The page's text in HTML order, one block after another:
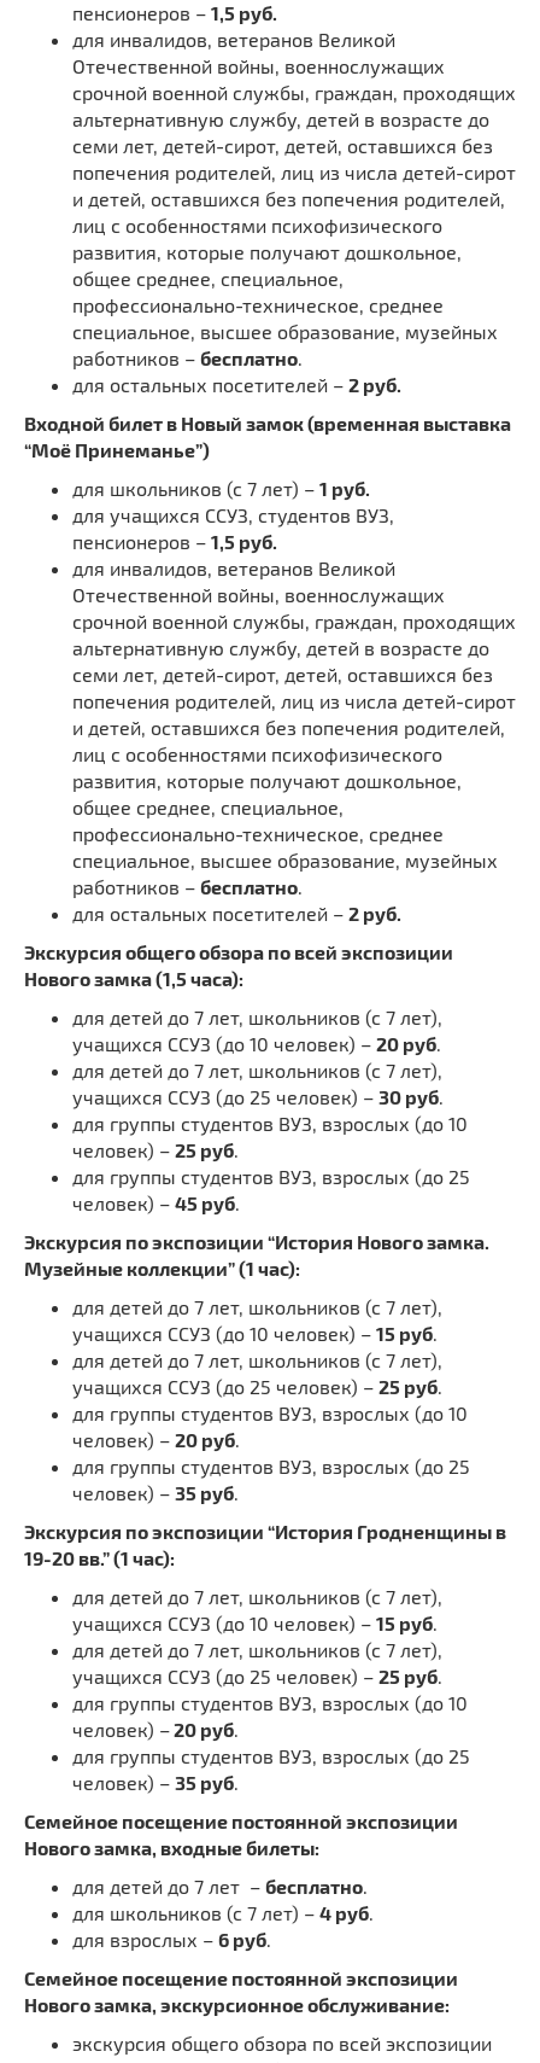
пенсионеров – 1,5 руб.
для инвалидов, ветеранов Великой
Отечественной войны, военнослужащих
срочной военной службы, граждан, проходящих
альтернативную службу, детей в возрасте до
семи лет, детей-сирот, детей, оставшихся без
попечения родителей, лиц из числа детей-сирот
и детей, оставшихся без попечения родителей,
лиц с особенностями психофизического
развития, которые получают дошкольное,
общее среднее, специальное,
профессионально-техническое, среднее
специальное, высшее образование, музейных
работников – бесплатно.
для остальных посетителей – 2 руб.
Входной билет в Новый замок (временная выставка
“Моё Принеманье”)
для школьников (с 7 лет) – 1 руб.
для учащихся ССУЗ, студентов ВУЗ,
пенсионеров – 1,5 руб.
для инвалидов, ветеранов Великой
Отечественной войны, военнослужащих
срочной военной службы, граждан, проходящих
альтернативную службу, детей в возрасте до
семи лет, детей-сирот, детей, оставшихся без
попечения родителей, лиц из числа детей-сирот
и детей, оставшихся без попечения родителей,
лиц с особенностями психофизического
развития, которые получают дошкольное,
общее среднее, специальное,
профессионально-техническое, среднее
специальное, высшее образование, музейных
работников – бесплатно.
для остальных посетителей – 2 руб.
Экскурсия общего обзора по всей экспозиции
Нового замка (1,5 часа):
для детей до 7 лет, школьников (с 7 лет),
учащихся ССУЗ (до 10 человек) – 20 руб.
для детей до 7 лет, школьников (с 7 лет),
учащихся ССУЗ (до 25 человек) – 30 руб.
для группы студентов ВУЗ, взрослых (до 10
человек) – 25 руб.
для группы студентов ВУЗ, взрослых (до 25
человек) – 45 руб.
Экскурсия по экспозиции “История Нового замка.
Музейные коллекции” (1 час):
для детей до 7 лет, школьников (с 7 лет),
учащихся ССУЗ (до 10 человек) – 15 руб.
для детей до 7 лет, школьников (с 7 лет),
учащихся ССУЗ (до 25 человек) – 25 руб.
для группы студентов ВУЗ, взрослых (до 10
человек) – 20 руб.
для группы студентов ВУЗ, взрослых (до 25
человек) – 35 руб.
Экскурсия по экспозиции “История Гродненщины в
19-20 вв.” (1 час):
для детей до 7 лет, школьников (с 7 лет),
учащихся ССУЗ (до 10 человек) – 15 руб.
для детей до 7 лет, школьников (с 7 лет),
учащихся ССУЗ (до 25 человек) – 25 руб.
для группы студентов ВУЗ, взрослых (до 10
человек) –20 руб.
для группы студентов ВУЗ, взрослых (до 25
человек) – 35 руб.
Семейное посещение постоянной экспозиции
Нового замка, входные билеты:
для детей до 7 лет – бесплатно.
для школьников (с 7 лет) – 4 руб.
для взрослых – 6 руб.
Семейное посещение постоянной экспозиции
Нового замка, экскурсионное обслуживание:
экскурсия общего обзора по всей экспозиции